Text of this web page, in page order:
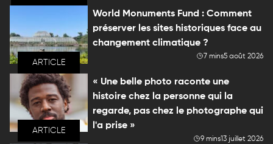
ARTICLE
World Monuments Fund : Comment
préserver les sites historiques face au
changement climatique ?
7 mins5 août 2026
ARTICLE
« Une belle photo raconte une
histoire chez la personne qui la
regarde, pas chez le photographe qui
l'a prise »
9 mins13 juillet 2026